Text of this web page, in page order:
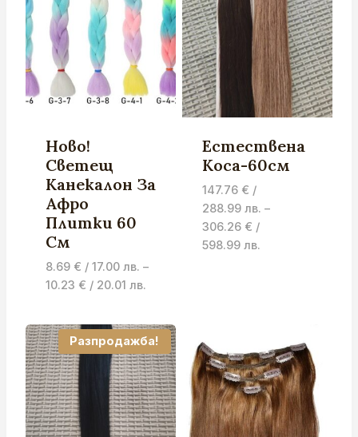
Ново!
Светещ
Канекалон За
Афро
Плитки 60
См
8.69 € / 17.00 лв. –
10.23 € / 20.01 лв.Price
8.69 €
/
17.00 лв.
through
10.23 €
/
20.01 лв.
Естествена
Коса-60см
147.76 € /
288.99 лв. –
306.26 € /
598.99 лв.Price
306.26 €
/
598.99 лв.
Разпродажба!